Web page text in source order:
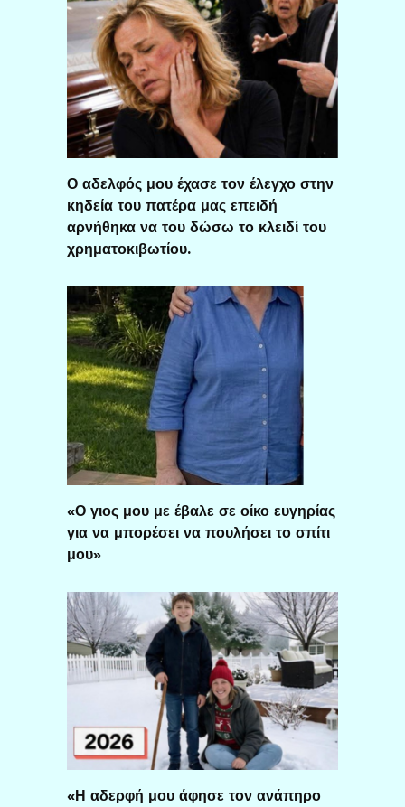
Ο αδελφός μου έχασε τον έλεγχο στην
κηδεία του πατέρα μας επειδή
αρνήθηκα να του δώσω το κλειδί του
χρηματοκιβωτίου.
«Ο γιος μου με έβαλε σε οίκο ευγηρίας
για να μπορέσει να πουλήσει το σπίτι
μου»
«Η αδερφή μου άφησε τον ανάπηρο